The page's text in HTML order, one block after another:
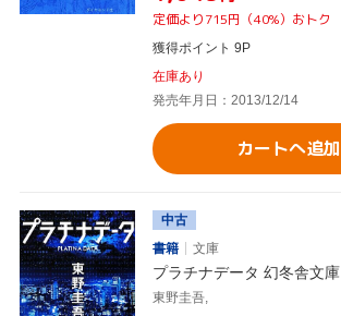
定価より715円（40%）おトク
獲得ポイント 9P
在庫あり
発売年月日：2013/12/14
カートへ追加
中古
書籍
文庫
プラチナデータ 幻冬舎文庫
東野圭吾,